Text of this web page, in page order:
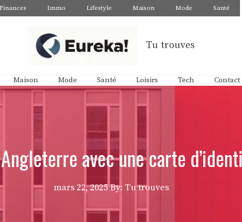
Finances Immo Lifestyle Maison Mode Santé
Tu trouves
Maison Mode Santé Loisirs Tech Contact
avec une carte
mars 22, 2025 By: Tu trouves